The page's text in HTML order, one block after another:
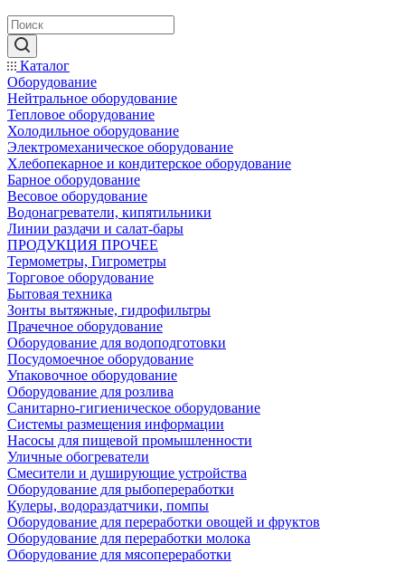
Каталог
Оборудование
Нейтральное оборудование
Тепловое оборудование
Холодильное оборудование
Электромеханическое оборудование
Хлебопекарное и кондитерское оборудование
Барное оборудование
Весовое оборудование
Водонагреватели, кипятильники
Линии раздачи и салат-бары
ПРОДУКЦИЯ ПРОЧЕЕ
Термометры, Гигрометры
Торговое оборудование
Бытовая техника
Зонты вытяжные, гидрофильтры
Прачечное оборудование
Оборудование для водоподготовки
Посудомоечное оборудование
Упаковочное оборудование
Оборудование для розлива
Санитарно-гигиеническое оборудование
Системы размещения информации
Насосы для пищевой промышленности
Уличные обогреватели
Смесители и душирующие устройства
Оборудование для рыбопереработки
Кулеры, водораздатчики, помпы
Оборудование для переработки овощей и фруктов
Оборудование для переработки молока
Оборудование для мясопереработки